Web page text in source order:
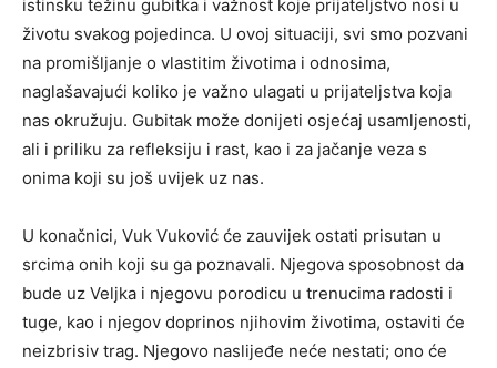
istinsku težinu gubitka i važnost koje prijateljstvo nosi u
životu svakog pojedinca. U ovoj situaciji, svi smo pozvani
na promišljanje o vlastitim životima i odnosima,
naglašavajući koliko je važno ulagati u prijateljstva koja
nas okružuju. Gubitak može donijeti osjećaj usamljenosti,
ali i priliku za refleksiju i rast, kao i za jačanje veza s
onima koji su još uvijek uz nas.
U konačnici, Vuk Vuković će zauvijek ostati prisutan u
srcima onih koji su ga poznavali. Njegova sposobnost da
bude uz Veljka i njegovu porodicu u trenucima radosti i
tuge, kao i njegov doprinos njihovim životima, ostaviti će
neizbrisiv trag. Njegovo naslijeđe neće nestati; ono će